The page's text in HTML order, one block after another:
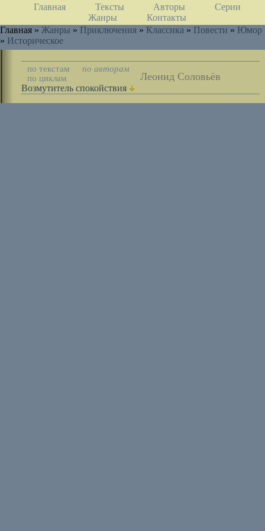
Главная Тексты Авторы
Серии
Жанры
Контакты
Главная » Жанры » Приключения » Классика » Повести » Юмор
» Историческое
по текстам
по авторам
по циклам
Леонид Соловьёв
Возмутитель спокойствия